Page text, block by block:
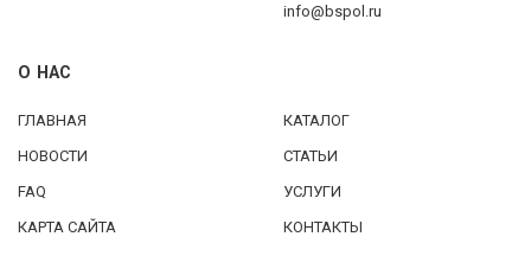
info@bspol.ru
О НАС
ГЛАВНАЯ
КАТАЛОГ
НОВОСТИ
СТАТЬИ
FAQ
УСЛУГИ
КАРТА САЙТА
КОНТАКТЫ